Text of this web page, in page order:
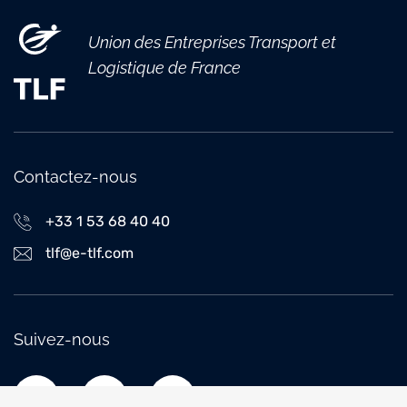
Union des Entreprises Transport et
Logistique de France
Contactez-nous
+33 1 53 68 40 40
tlf@e-tlf.com
Suivez-nous